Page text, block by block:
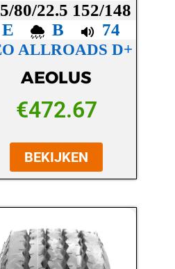
80/22.5 152/148
E
B 74
ALLROADS D+
AEOLUS
€472.67
BEKIJKEN